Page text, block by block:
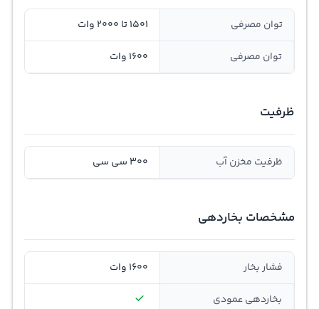
توان مصرفی 1501 تا 2000 وات
توان مصرفی 1600 وات
ظرفیت
ظرفیت مخزن آب 300 سی سی
مشخصات بخاردهی
فشار بخار 1600 وات
بخاردهی عمودی